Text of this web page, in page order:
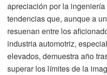
apreciación por la
tendencias que, aunque a
resuenan entre los
industria automotriz,
elevados, demuestra año
superar los límites de la